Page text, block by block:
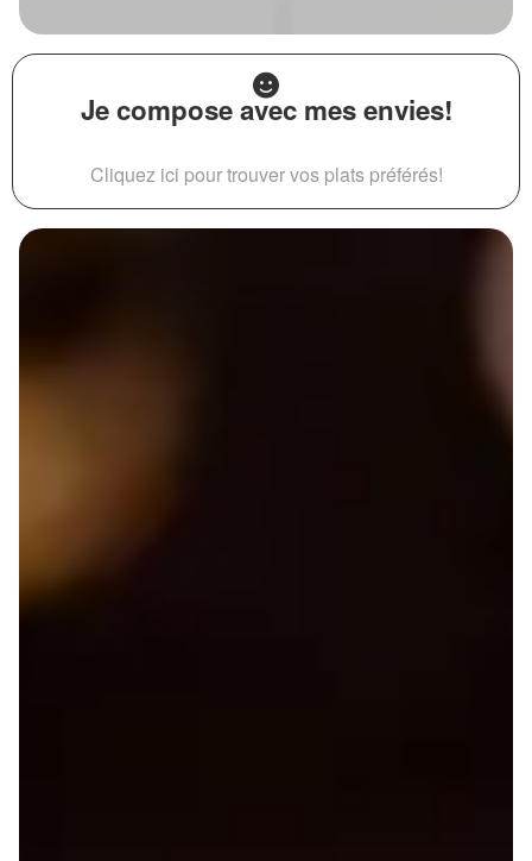
Je compose avec mes envies!
Cliquez ici pour trouver vos plats préférés!